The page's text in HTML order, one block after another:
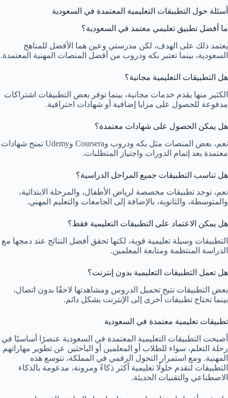
أسئلة حول التطبيقات التعليمية المعتمدة في السعودية
ما أفضل تطبيق تعليمي معتمد في السعودية؟
يعتمد ذلك على الهدف، لكن مدرستي وعين هما الأفضل للمناهج
السعودية، بينما تعتبر بكه ودروب من أفضل المنصات المهنية المعتمدة.
هل التطبيقات التعليمية مجانية؟
الكثير منها يقدم خدمات مجانية، بينما توفر بعض التطبيقات اشتراكات
مدفوعة للحصول على مزايا إضافية أو شهادات احترافية.
هل يمكن الحصول على شهادات معتمدة؟
نعم، بعض المنصات مثل بكه ودروب وCoursera وUdemy تمنح شهادات
معتمدة بعد إتمام الدورات واجتياز المتطلبات.
هل تناسب التطبيقات جميع المراحل الدراسية؟
نعم، توجد تطبيقات مخصصة لرياض الأطفال، والمرحلة الابتدائية،
والمتوسطة، والثانوية، بالإضافة إلى الجامعات والتعليم المهني.
هل يمكن الاعتماد على التطبيقات التعليمية فقط؟
التطبيقات وسيلة تعليمية قوية، لكنها تحقق أفضل النتائج عند دمجها مع
الدراسة المنتظمة ومتابعة المعلمين.
هل تعمل التطبيقات التعليمية بدون إنترنت؟
بعض التطبيقات تتيح تحميل الدروس ومشاهدتها لاحقًا بدون اتصال،
بينما تحتاج تطبيقات أخرى إلى الإنترنت بشكل دائم.
تطبيقات تعليمية معتمدة في السعودية
أصبحت التطبيقات التعليمية المعتمدة في السعودية عنصرًا أساسيًا في
رحلة التعلم، سواء للطلاب أو المعلمين أو الباحثين عن تطوير مهاراتهم
المهنية. ومع استمرار التحول الرقمي في المملكة، تتوسع هذه
التطبيقات لتقدم حلولًا تعليمية أكثر ذكاءً ومرونة، مدعومة بالذكاء
الاصطناعي والتقنيات الحديثة.